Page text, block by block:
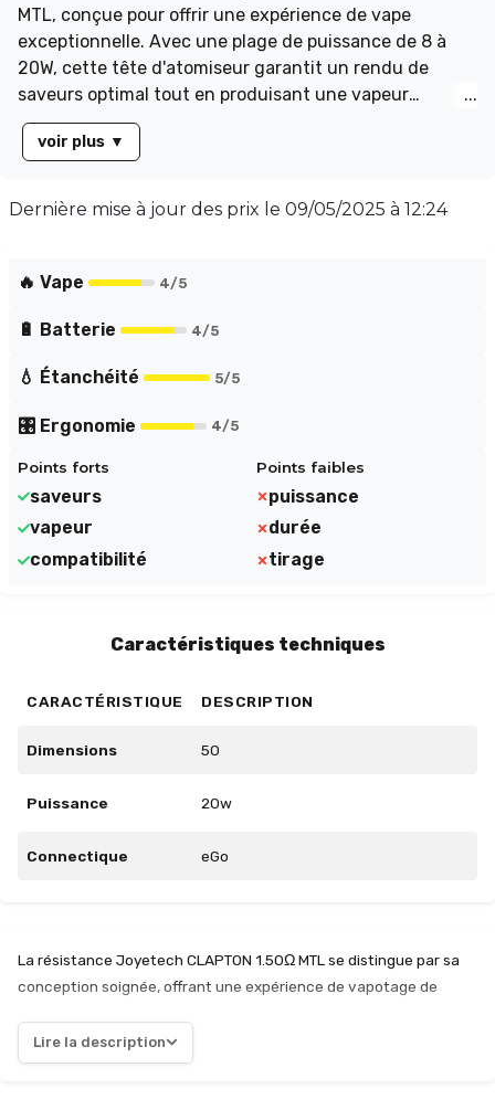
MTL, conçue pour offrir une expérience de vape
exceptionnelle. Avec une plage de puissance de 8 à
20W, cette tête d'atomiseur garantit un rendu de
saveurs optimal tout en produisant une vapeur
généreuse. Son tirage légèrement serré est parfait
pour les amateurs de MTL (Mouth to Lung). Compatible
l'eGo AIO et l'eGrip II, cette résistance est idéale pour
CLAPTON 1.50Ω !
voir plus ▼
Dernière mise à jour des prix le 09/05/2025 à 12:24
🔥 Vape 4/5
🔋 Batterie 4/5
💧 Étanchéité 5/5
🎛️ Ergonomie 4/5
Points forts
saveurs
vapeur
compatibilité
Points faibles
puissance
durée
tirage
Caractéristiques techniques
CARACTÉRISTIQUE DESCRIPTION
Dimensions 50
Puissance 20w
Connectique eGo
La résistance Joyetech CLAPTON 1.50Ω MTL se distingue par sa
conception soignée, offrant une expérience de vapotage de
de 8 à 20W, elle permet un rendu des saveurs exceptionnel, idéal
pour les amateurs de MTL (Mouth to Lung). Le tirage légèrement
Lire la description